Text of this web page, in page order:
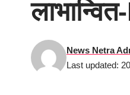
Last updated:
News Netra